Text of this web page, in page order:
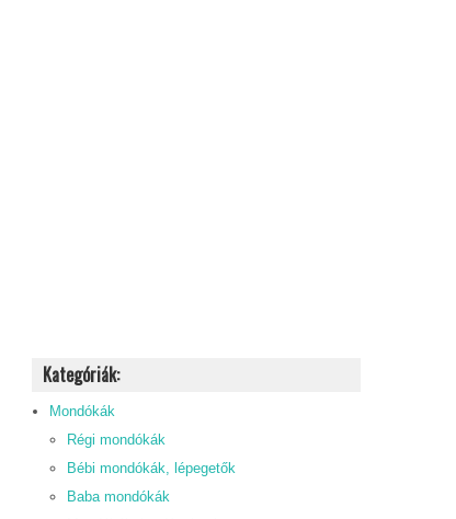
Kategóriák:
Mondókák
Régi mondókák
Bébi mondókák, lépegetők
Baba mondókák